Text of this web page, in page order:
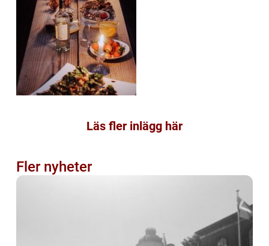
Läs fler inlägg här
Fler nyheter